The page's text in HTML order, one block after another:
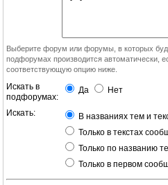
Выберите форум или форумы, в которых
подфорумах производится автоматически,
соответствующую опцию ниже.
Искать в
подфорумах:
Да Нет
Искать:
В названиях тем и
Только в текстах
Только по названию
Только в первом